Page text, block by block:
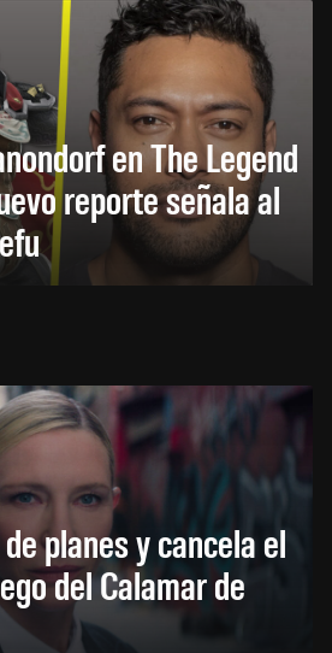
en The Legend
reporte señala al
planes y cancela el
del Calamar de